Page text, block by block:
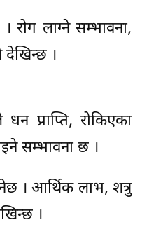
लाग्ने सम्भावना,
देखिन्छ ।
प्राप्ति, रोकिएका
सम्भावना छ ।
। आर्थिक लाभ, शत्रु
।